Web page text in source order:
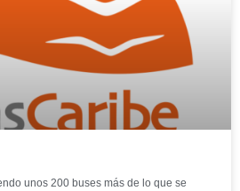
unos 200 buses más de lo que se